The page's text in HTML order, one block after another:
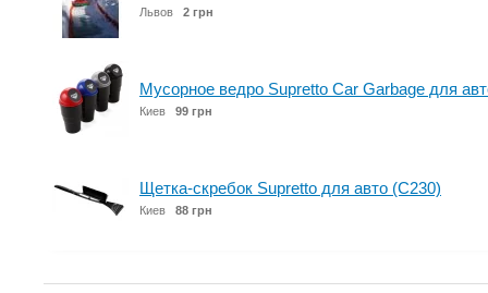
Львов 2 грн
Мусорное ведро Supretto Car Garbage для
Киев 99 грн
Щетка-скребок Supretto для авто (C230)
Киев 88 грн